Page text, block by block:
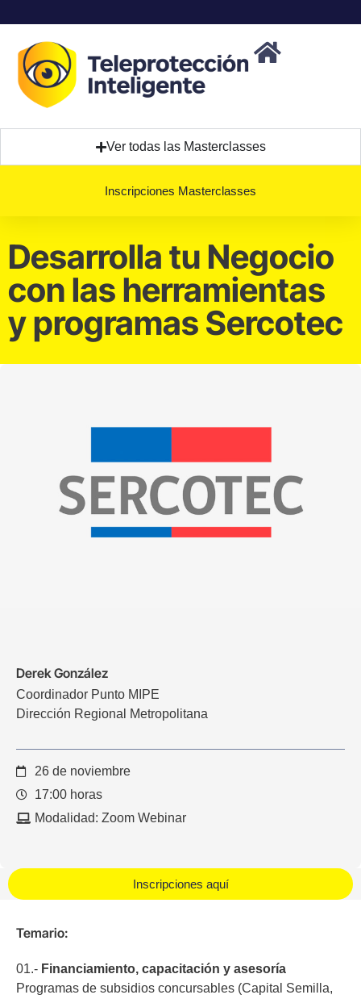
Ver todas las Masterclasses
Inscripciones Masterclasses
Desarrolla tu Negocio
con las herramientas
y programas Sercotec
Derek González
Coordinador Punto MIPE
Dirección Regional Metropolitana
26 de noviembre
17:00 horas
Modalidad: Zoom Webinar
Inscripciones aquí
Temario:
01.- Financiamiento, capacitación y asesoría
Programas de subsidios concursables (Capital Semilla,